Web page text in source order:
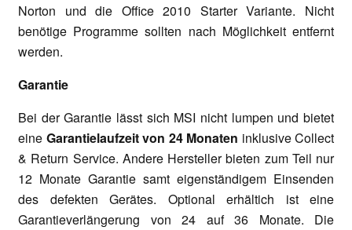
Norton und die Office 2010 Starter Variante. Nicht
benötige Programme sollten nach Möglichkeit entfernt
werden.
Garantie
Bei der Garantie lässt sich MSI nicht lumpen und bietet
eine Garantielaufzeit von 24 Monaten inklusive Collect
& Return Service. Andere Hersteller bieten zum Teil nur
12 Monate Garantie samt eigenständigem Einsenden
des defekten Gerätes. Optional erhältich ist eine
Garantieverlängerung von 24 auf 36 Monate. Die